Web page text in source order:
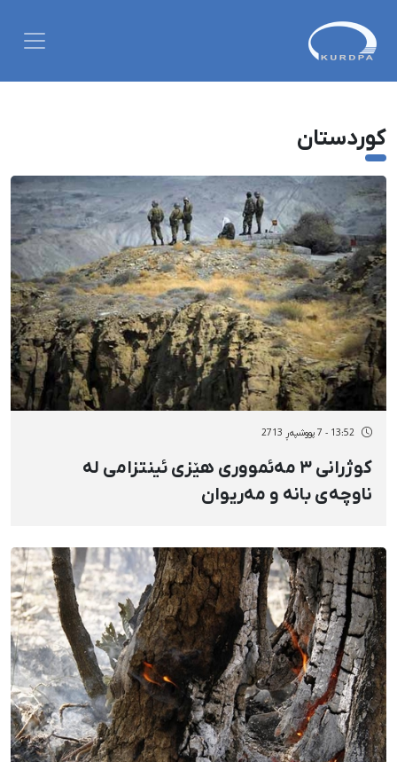
کوردستان
13:52 - 7 پووشپەڕ 2713
کوژرانی ٣ مەئمووری هێزی ئینتزامی لە
ناوچەی بانە و مەریوان